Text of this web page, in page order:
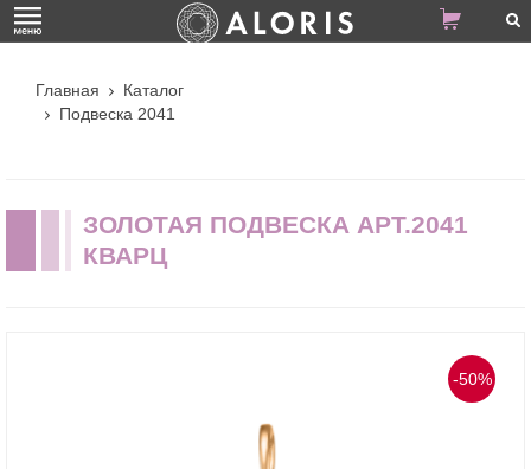
Главная
Каталог
Подвеска 2041
ЗОЛОТАЯ ПОДВЕСКА АРТ.2041
КВАРЦ
-50%